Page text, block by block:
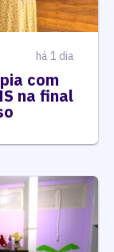
há 1 dia
com
na final